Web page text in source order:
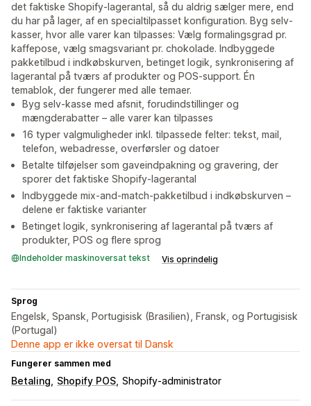
det faktiske Shopify-lagerantal, så du aldrig sælger mere, end
du har på lager, af en specialtilpasset konfiguration. Byg selv-
kasser, hvor alle varer kan tilpasses: Vælg formalingsgrad pr.
kaffepose, vælg smagsvariant pr. chokolade. Indbyggede
pakketilbud i indkøbskurven, betinget logik, synkronisering af
lagerantal på tværs af produkter og POS-support. Én
temablok, der fungerer med alle temaer.
Byg selv-kasse med afsnit, forudindstillinger og
mængderabatter – alle varer kan tilpasses
16 typer valgmuligheder inkl. tilpassede felter: tekst, mail,
telefon, webadresse, overførsler og datoer
Betalte tilføjelser som gaveindpakning og gravering, der
sporer det faktiske Shopify-lagerantal
Indbyggede mix-and-match-pakketilbud i indkøbskurven –
delene er faktiske varianter
Betinget logik, synkronisering af lagerantal på tværs af
produkter, POS og flere sprog
Indeholder maskinoversat tekst Vis oprindelig
Sprog
Engelsk, Spansk, Portugisisk (Brasilien), Fransk, og Portugisisk
(Portugal)
Denne app er ikke oversat til Dansk
Fungerer sammen med
Betaling Shopify POS Shopify-administrator